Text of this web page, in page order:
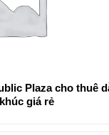
Plaza cho thuê
giá rẻ